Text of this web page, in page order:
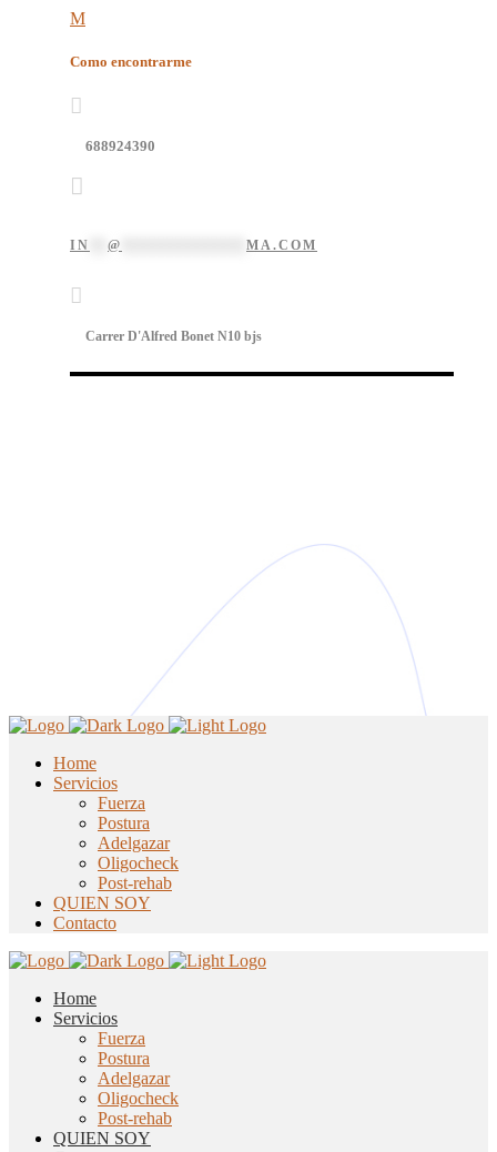
Como encontrarme
688924390
IN @ MA.COM
Carrer D'Alfred Bonet N10 bjs
Home
Servicios
Fuerza
Postura
Adelgazar
Oligocheck
Post-rehab
QUIEN SOY
Contacto
Home
Servicios
Fuerza
Postura
Adelgazar
Oligocheck
Post-rehab
QUIEN SOY